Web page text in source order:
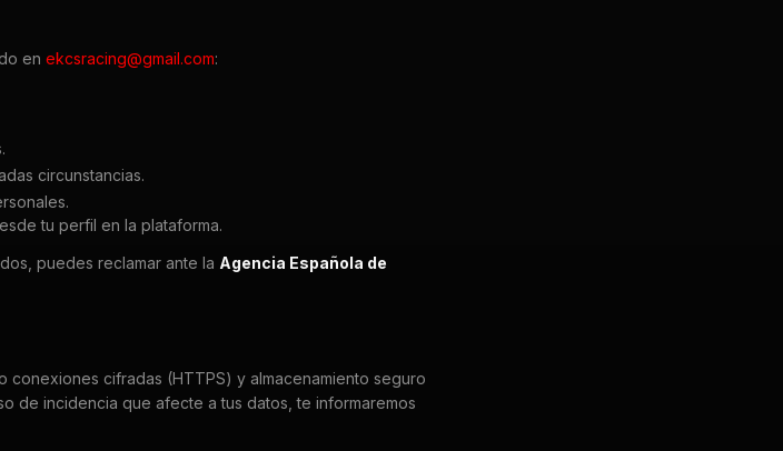
en ekcsracing@gmail.com:
circunstancias.
tu perfil en la plataforma.
puedes reclamar ante la Agencia Española de
cifradas (HTTPS) y almacenamiento seguro
de incidencia que afecte a tus datos, te informaremos